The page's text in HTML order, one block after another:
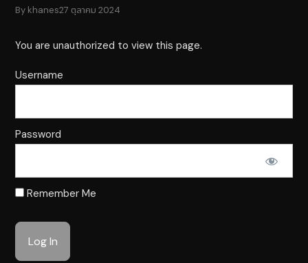
By khanes27 ตุลาคม 2024
You are unauthorized to view this page.
Username
Password
Remember Me